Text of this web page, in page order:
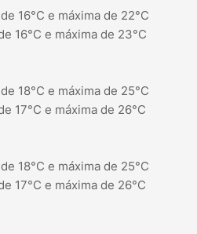
16°C e máxima de 22°C
16°C e máxima de 23°C
18°C e máxima de 25°C
17°C e máxima de 26°C
18°C e máxima de 25°C
17°C e máxima de 26°C